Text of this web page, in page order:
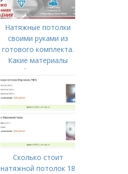
Натяжные потолки
своими руками из
готового комплекта.
Какие материалы
необходимы для
монтажа?
Сколько стоит
натяжной потолок 18